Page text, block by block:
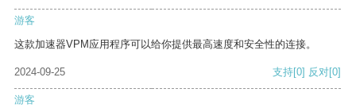
游客
这款加速器VPM应用程序可以给你提供最高速度和安全性的连接。
2024-09-25 支持[0] 反对[0]
游客